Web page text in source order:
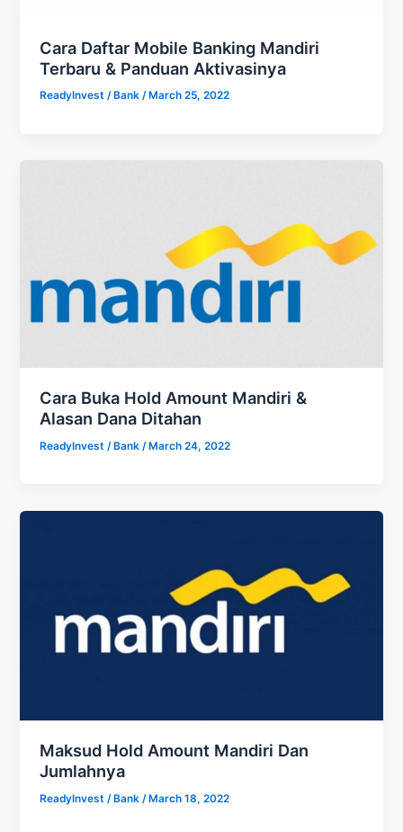
Cara Daftar Mobile Banking Mandiri
Terbaru & Panduan Aktivasinya
ReadyInvest/ Bank / March 25, 2022
Cara Buka Hold Amount Mandiri &
Alasan Dana Ditahan
ReadyInvest /Bank /March 24, 2022
Maksud Hold Amount Mandiri Dan
Jumlahnya
ReadyInvest/ Bank / March 18, 2022